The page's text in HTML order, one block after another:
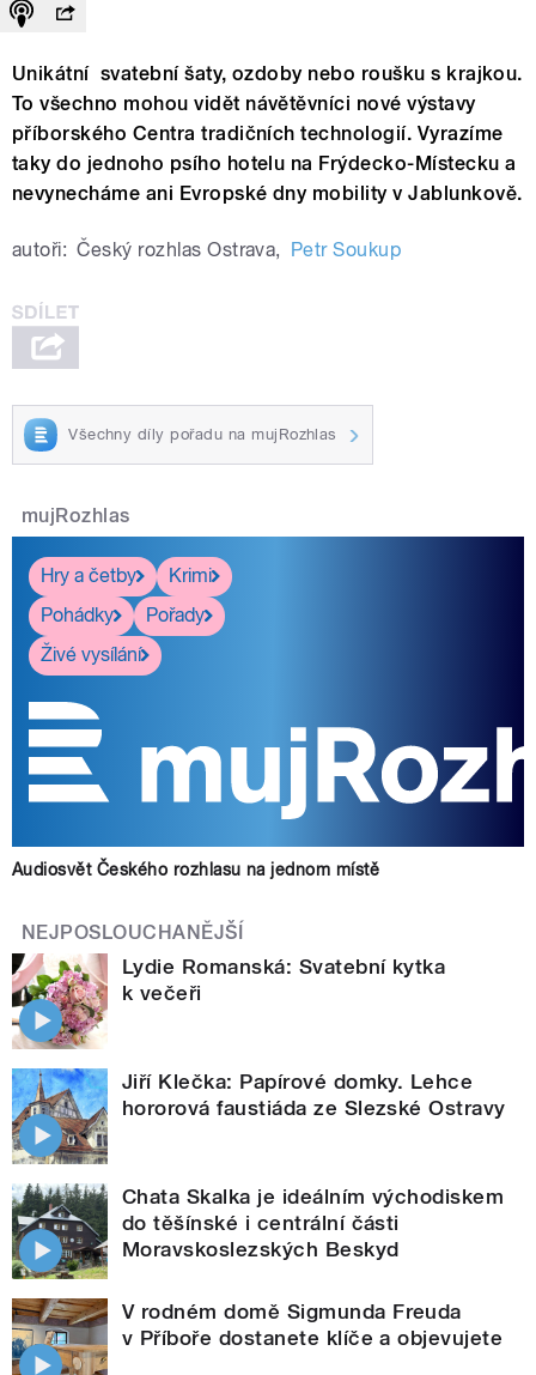
Unikátní svatební šaty, ozdoby nebo roušku s krajkou.
To všechno mohou vidět návětěvníci nové výstavy
příborského Centra tradičních technologií. Vyrazíme
taky do jednoho psího hotelu na Frýdecko-Místecku a
nevynecháme ani Evropské dny mobility v Jablunkově.
autoři: Český rozhlas Ostrava, Petr Soukup
Všechny díly pořadu na mujRozhlas
mujRozhlas
Hry a četby
Krimi
Pohádky
Pořady
Živé vysílání
Audiosvět Českého rozhlasu na jednom místě
NEJPOSLOUCHANĚJŠÍ
Lydie Romanská: Svatební kytka
k večeři
Jiří Klečka: Papírové domky. Lehce
hororová faustiáda ze Slezské Ostravy
Chata Skalka je ideálním východiskem
do těšínské i centrální části
Moravskoslezských Beskyd
V rodném domě Sigmunda Freuda
v Příboře dostanete klíče a objevujete